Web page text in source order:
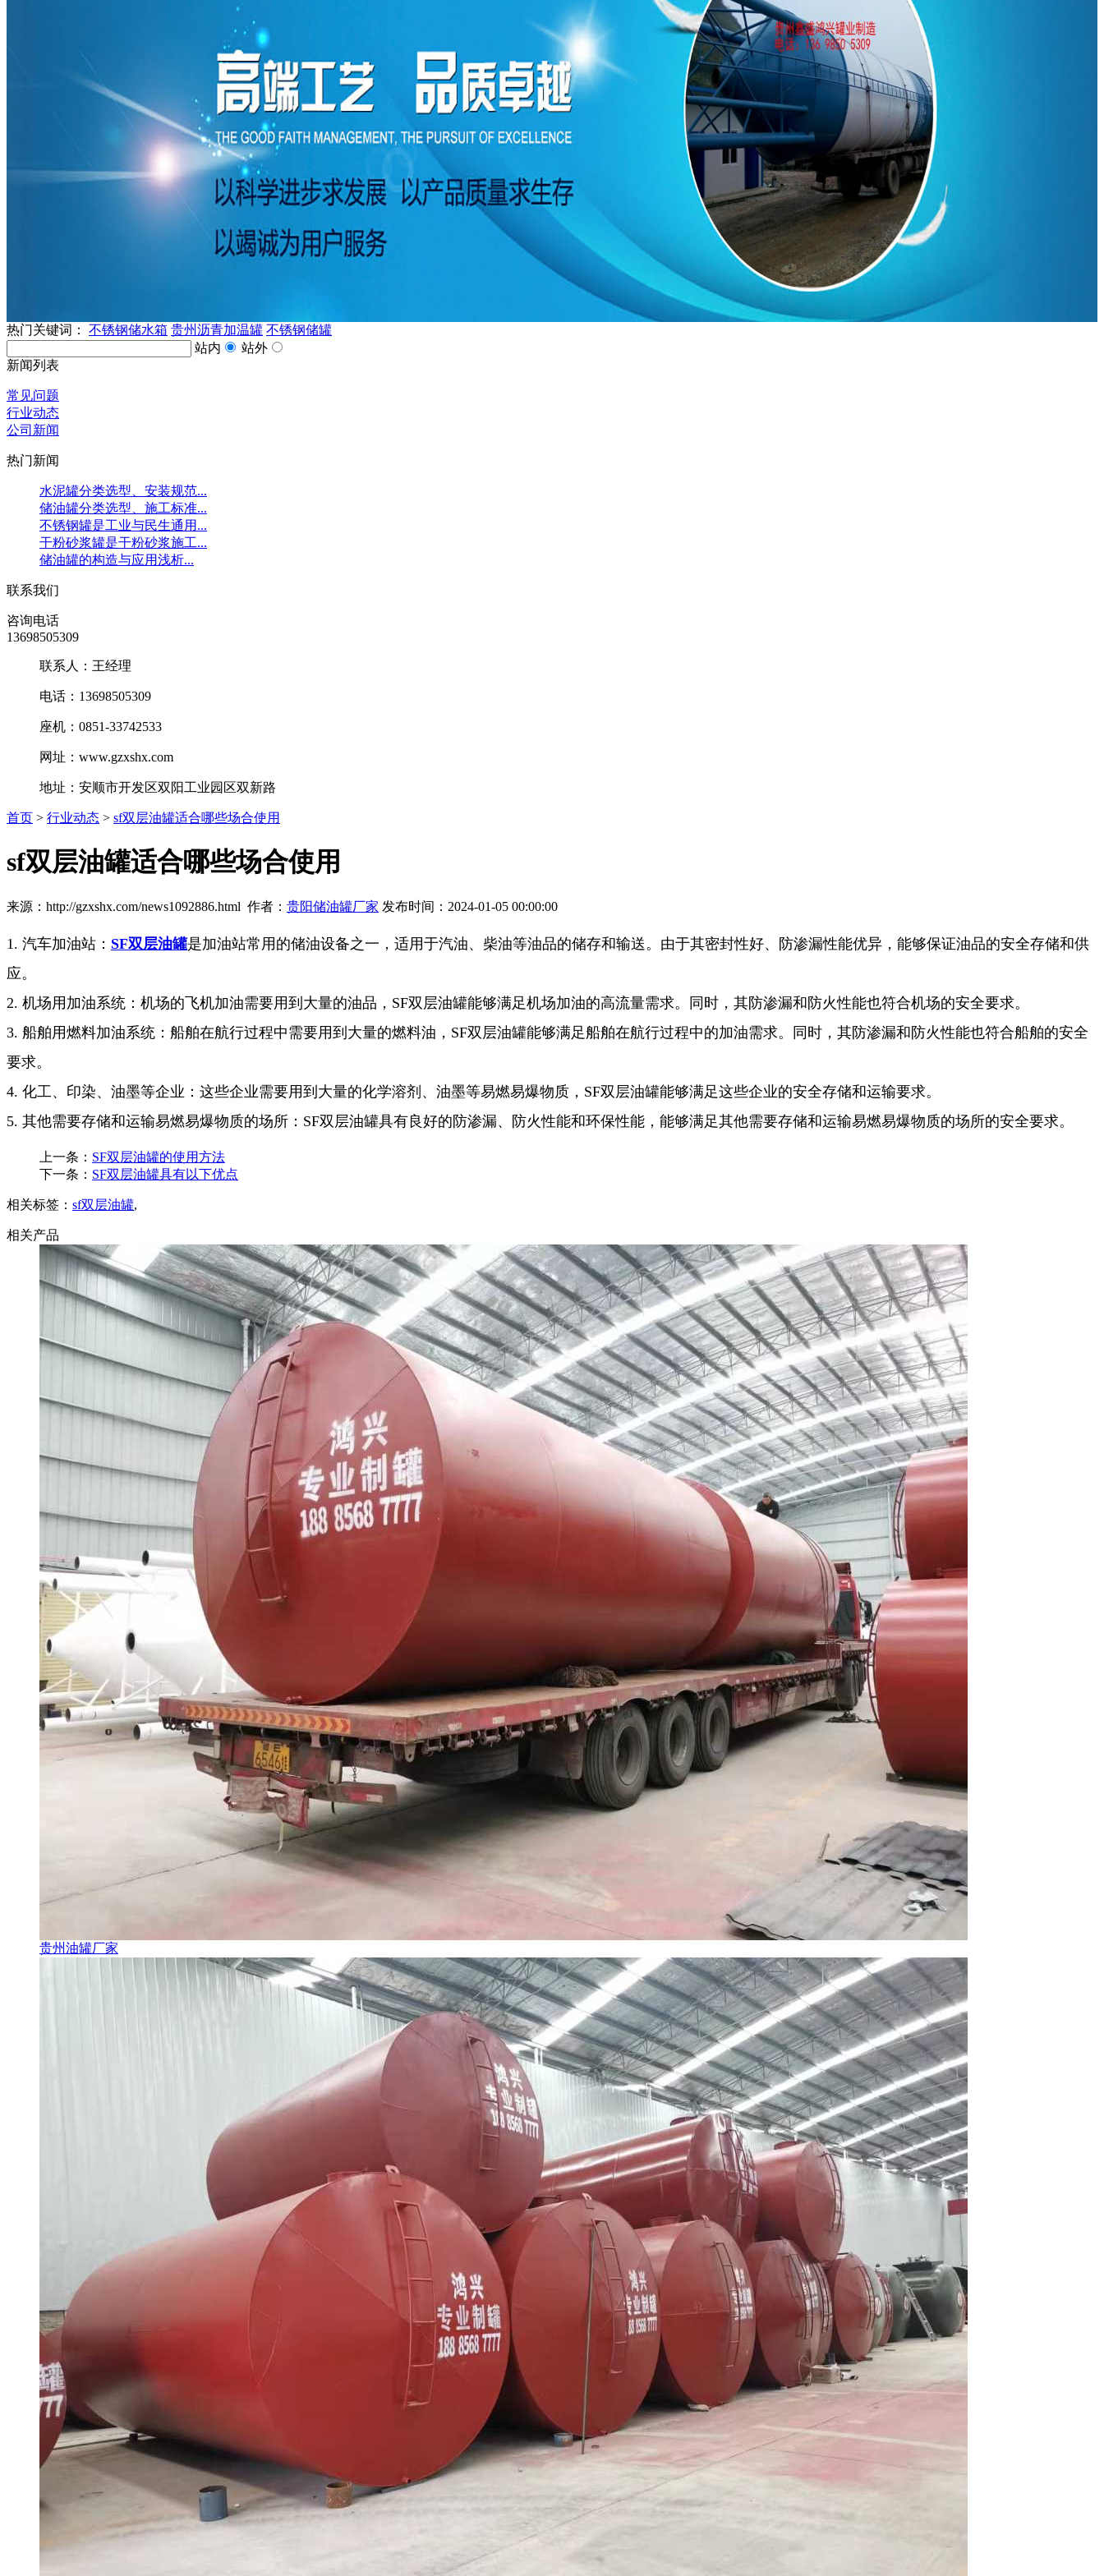
热门关键词： 不锈钢储水箱 贵州沥青加温罐 不锈钢储罐
站内
站外
新闻列表
常见问题
行业动态
公司新闻
热门新闻
水泥罐分类选型、安装规范...
储油罐分类选型、施工标准...
不锈钢罐是工业与民生通用...
干粉砂浆罐是干粉砂浆施工...
储油罐的构造与应用浅析...
联系我们
咨询电话
13698505309
联系人：王经理
电话：13698505309
座机：0851-33742533
网址：www.gzxshx.com
地址：安顺市开发区双阳工业园区双新路
首页 > 行业动态 > sf双层油罐适合哪些场合使用
sf双层油罐适合哪些场合使用
来源：http://gzxshx.com/news1092886.html 作者： 贵阳储油罐厂家 发布时间：2024-01-05 00:00:00
1. 汽车加油站： SF双层油罐是加油站常用的储油设备之一，适用于汽油、柴油等油品的储存和输送。由于其密封性好、防渗漏性能优异，能够保证油品的安全存储和供
应。
2. 机场用加油系统：机场的飞机加油需要用到大量的油品，SF双层油罐能够满足机场加油的高流量需求。同时，其防渗漏和防火性能也符合机场的安全要求。
3. 船舶用燃料加油系统：船舶在航行过程中需要用到大量的燃料油，SF双层油罐能够满足船舶在航行过程中的加油需求。同时，其防渗漏和防火性能也符合船舶的安全
要求。
4. 化工、印染、油墨等企业：这些企业需要用到大量的化学溶剂、油墨等易燃易爆物质，SF双层油罐能够满足这些企业的安全存储和运输要求。
5. 其他需要存储和运输易燃易爆物质的场所：SF双层油罐具有良好的防渗漏、防火性能和环保性能，能够满足其他需要存储和运输易燃易爆物质的场所的安全要求。
上一条： SF双层油罐的使用方法
下一条： SF双层油罐具有以下优点
相关标签： sf双层油罐,
相关产品
贵州油罐厂家